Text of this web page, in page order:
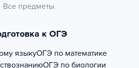
Все предметы
к ОГЭ
языкуОГЭ по математике
ОГЭ по биологии